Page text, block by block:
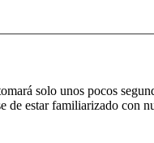
solo unos pocos
de estar familiarizado